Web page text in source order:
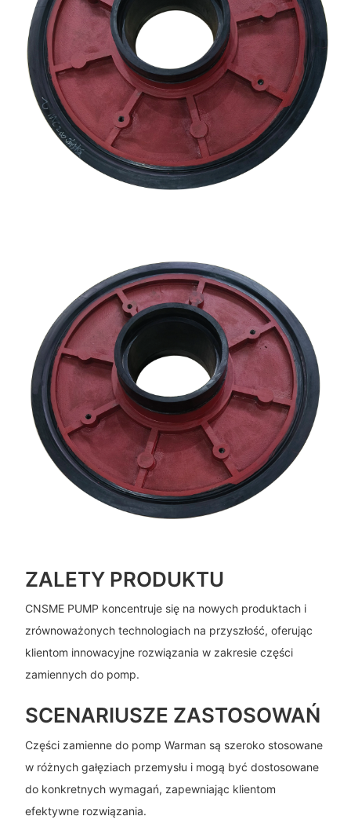
ZALETY PRODUKTU
CNSME PUMP koncentruje się na nowych produktach i
zrównoważonych technologiach na przyszłość, oferując
klientom innowacyjne rozwiązania w zakresie części
zamiennych do pomp.
SCENARIUSZE ZASTOSOWAŃ
Części zamienne do pomp Warman są szeroko stosowane
w różnych gałęziach przemysłu i mogą być dostosowane
do konkretnych wymagań, zapewniając klientom
efektywne rozwiązania.